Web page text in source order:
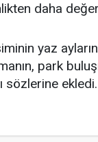
daha
yaz
park
sözlerine ekledi.